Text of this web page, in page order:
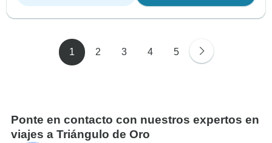
1 2 3 4 5
Ponte en contacto con nuestros expertos en
viajes a Triángulo de Oro